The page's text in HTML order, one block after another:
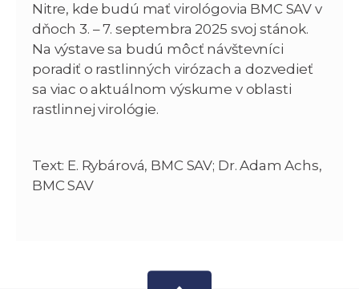
Nitre, kde budú mať virológovia BMC SAV v
dňoch 3. – 7. septembra 2025 svoj stánok.
Na výstave sa budú môcť návštevníci
poradiť o rastlinných virózach a dozvedieť
sa viac o aktuálnom výskume v oblasti
rastlinnej virológie.
Text: E. Rybárová, BMC SAV; Dr. Adam Achs,
BMC SAV